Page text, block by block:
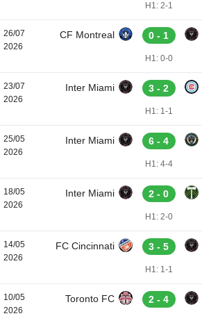
H1: 2-1
26/07
2026
CF Montreal 0 - 1
H1: 0-0
23/07
2026
Inter Miami 3 - 2
H1: 1-1
25/05
2026
Inter Miami 6 - 4
H1: 4-4
18/05
2026
Inter Miami 2 - 0
H1: 2-0
14/05
2026
FC Cincinnati 3 - 5
H1: 1-1
10/05
2026
Toronto FC 2 - 4